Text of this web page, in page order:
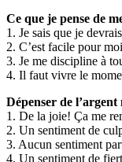
Ce que je pense de
1. Je sais que je
2. C’est facile pour
3. Je me discipline à
4. Il faut vivre le
Dépenser de
1. De la joie! Ça me
2. Un sentiment de
3. Aucun sentiment
4. Un sentiment de